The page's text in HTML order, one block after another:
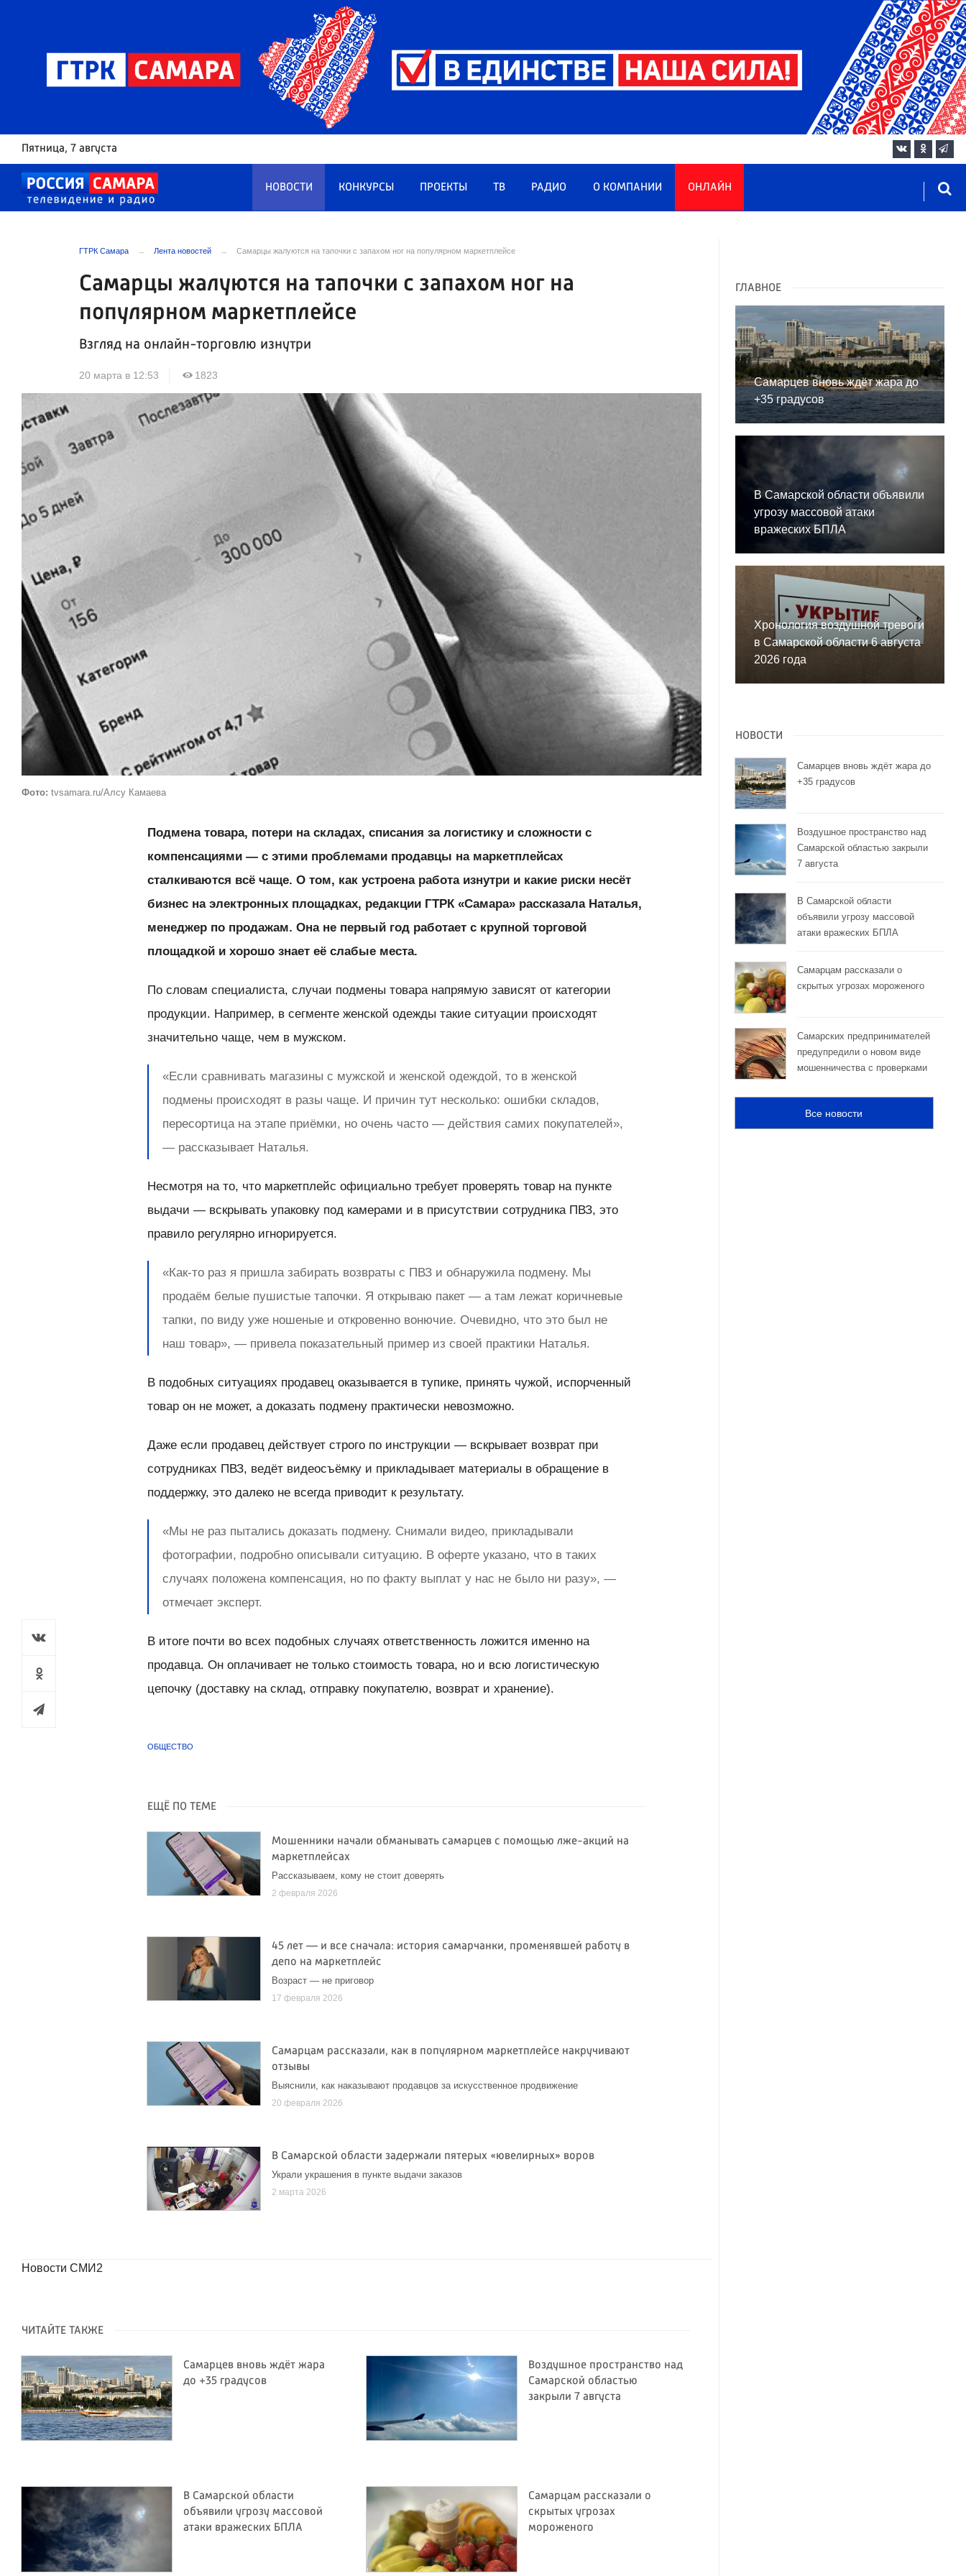
Пятница, 7 августа
НОВОСТИ КОНКУРСЫ ПРОЕКТЫ ТВ РАДИО О КОМПАНИИ ОНЛАЙН
ГТРК Самара Лента новостей Самарцы жалуются на тапочки с запахом ног на популярном маркетплейсе
Самарцы жалуются на тапочки с запахом ног на
популярном маркетплейсе
Взгляд на онлайн-торговлю изнутри
20 марта в 12:53 1823
Фото: tvsamara.ru/Алсу Камаева
Подмена товара, потери на складах, списания за логистику и сложности с
компенсациями — с этими проблемами продавцы на маркетплейсах
сталкиваются всё чаще. О том, как устроена работа изнутри и какие риски несёт
бизнес на электронных площадках, редакции ГТРК «Самара» рассказала Наталья,
менеджер по продажам. Она не первый год работает с крупной торговой
площадкой и хорошо знает её слабые места.
По словам специалиста, случаи подмены товара напрямую зависят от категории
продукции. Например, в сегменте женской одежды такие ситуации происходят
значительно чаще, чем в мужском.
«Если сравнивать магазины с мужской и женской одеждой, то в женской
подмены происходят в разы чаще. И причин тут несколько: ошибки складов,
пересортица на этапе приёмки, но очень часто — действия самих покупателей»,
— рассказывает Наталья.
Несмотря на то, что маркетплейс официально требует проверять товар на пункте
выдачи — вскрывать упаковку под камерами и в присутствии сотрудника ПВЗ, это
правило регулярно игнорируется.
«Как-то раз я пришла забирать возвраты с ПВЗ и обнаружила подмену. Мы
продаём белые пушистые тапочки. Я открываю пакет — а там лежат коричневые
тапки, по виду уже ношеные и откровенно вонючие. Очевидно, что это был не
наш товар», — привела показательный пример из своей практики Наталья.
В подобных ситуациях продавец оказывается в тупике, принять чужой, испорченный
товар он не может, а доказать подмену практически невозможно.
Даже если продавец действует строго по инструкции — вскрывает возврат при
сотрудниках ПВЗ, ведёт видеосъёмку и прикладывает материалы в обращение в
поддержку, это далеко не всегда приводит к результату.
«Мы не раз пытались доказать подмену. Снимали видео, прикладывали
фотографии, подробно описывали ситуацию. В оферте указано, что в таких
случаях положена компенсация, но по факту выплат у нас не было ни разу», —
отмечает эксперт.
В итоге почти во всех подобных случаях ответственность ложится именно на
продавца. Он оплачивает не только стоимость товара, но и всю логистическую
цепочку (доставку на склад, отправку покупателю, возврат и хранение).
ОБЩЕСТВО
ЕЩЁ ПО ТЕМЕ
Мошенники начали обманывать самарцев с помощью лже-акций на
маркетплейсах
Рассказываем, кому не стоит доверять
2 февраля 2026
45 лет — и все сначала: история самарчанки, променявшей работу в
депо на маркетплейс
Возраст — не приговор
17 февраля 2026
Самарцам рассказали, как в популярном маркетплейсе накручивают
отзывы
Выяснили, как наказывают продавцов за искусственное продвижение
20 февраля 2026
В Самарской области задержали пятерых «ювелирных» воров
Украли украшения в пункте выдачи заказов
2 марта 2026
Новости СМИ2
ЧИТАЙТЕ ТАКЖЕ
Самарцев вновь ждёт жара
до +35 градусов
Воздушное пространство над
Самарской областью
закрыли 7 августа
В Самарской области
объявили угрозу массовой
атаки вражеских БПЛА
Самарцам рассказали о
скрытых угрозах
мороженого
ГЛАВНОЕ
Самарцев вновь ждёт жара до
+35 градусов
В Самарской области объявили
угрозу массовой атаки
вражеских БПЛА
Хронология воздушной тревоги
в Самарской области 6 августа
2026 года
НОВОСТИ
Самарцев вновь ждёт жара до
+35 градусов
Воздушное пространство над
Самарской областью закрыли
7 августа
В Самарской области
объявили угрозу массовой
атаки вражеских БПЛА
Самарцам рассказали о
скрытых угрозах мороженого
Самарских предпринимателей
предупредили о новом виде
мошенничества с проверками
Все новости